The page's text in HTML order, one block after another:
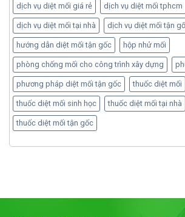
dịch vụ diệt mối giá rẻ dịch vụ diệt mối tphcm
dịch vụ diệt mối tại nhà dịch vụ diệt mối tận
hướng dẫn diệt mối tận gốc hộp nhử mối
phòng chống mối cho công trình xây dựng
phương pháp diệt mối tận gốc thuốc diệt mối
thuốc diệt mối sinh học thuốc diệt mối tại nhà
thuốc diệt mối tận gốc